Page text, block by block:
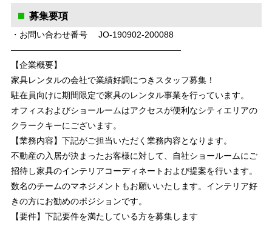
募集要項
・お問い合わせ番号 JO-190902-200088
————————————————————
【企業概要】
家具レンタルの会社で業績好調につきスタッフ募集！
駐在員向けに期間限定で家具のレンタル事業を行っています。
オフィスおよびショールームはアクセスが便利なシティエリアの
クラークキーにございます。
【業務内容】下記がご担当いただく業務内容となります。
不動産の入居が決まったお客様に対して、自社ショールームにご
招待し家具のインテリアコーディネートおよび提案を行います。
数名のチームのマネジメントもお願いいたします。インテリア好
きの方にお勧めのポジションです。
【要件】下記要件を満たしている方を募集します